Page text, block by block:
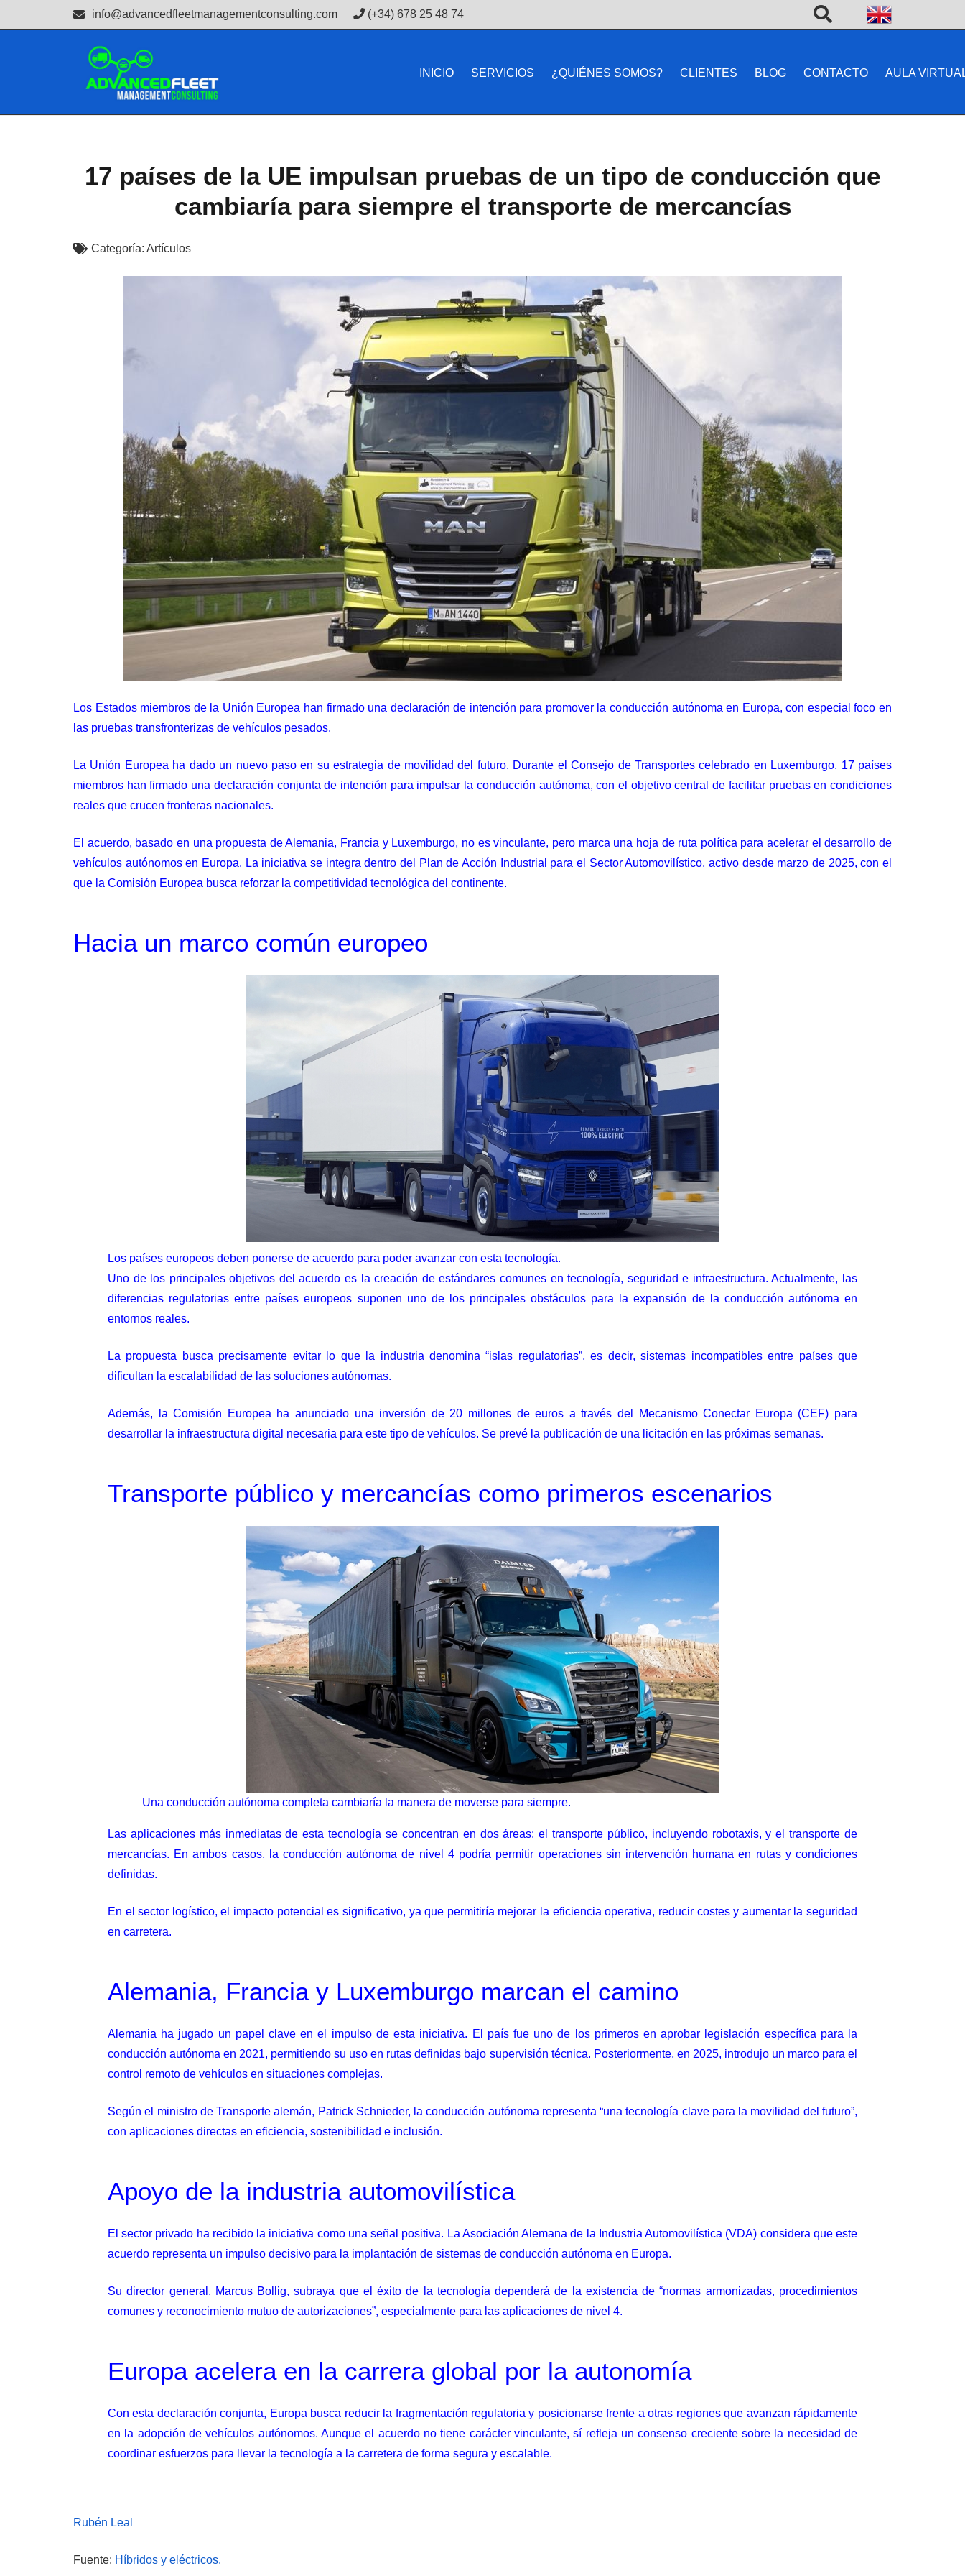
info@advancedfleetmanagementconsulting.com (+34) 678 25 48 74
INICIO SERVICIOS ¿QUIÉNES SOMOS? CLIENTES BLOG CONTACTO AULA
17 países de la UE impulsan pruebas de un tipo de conducción que
cambiaría para siempre el transporte de mercancías
Categoría: Artículos
Los Estados miembros de la Unión Europea han firmado una declaración de intención para promover la conducción autónoma en Europa, con especial foco en
las pruebas transfronterizas de vehículos pesados.
La Unión Europea ha dado un nuevo paso en su estrategia de movilidad del futuro. Durante el Consejo de Transportes celebrado en Luxemburgo, 17 países
miembros han firmado una declaración conjunta de intención para impulsar la conducción autónoma, con el objetivo central de facilitar pruebas en condiciones
reales que crucen fronteras nacionales.
El acuerdo, basado en una propuesta de Alemania, Francia y Luxemburgo, no es vinculante, pero marca una hoja de ruta política para acelerar el desarrollo de
vehículos autónomos en Europa. La iniciativa se integra dentro del Plan de Acción Industrial para el Sector Automovilístico, activo desde marzo de 2025, con el
que la Comisión Europea busca reforzar la competitividad tecnológica del continente.
Hacia un marco común europeo
Los países europeos deben ponerse de acuerdo para poder avanzar con esta tecnología.
Uno de los principales objetivos del acuerdo es la creación de estándares comunes en tecnología, seguridad e infraestructura. Actualmente, las
diferencias regulatorias entre países europeos suponen uno de los principales obstáculos para la expansión de la conducción autónoma en
entornos reales.
La propuesta busca precisamente evitar lo que la industria denomina “islas regulatorias”, es decir, sistemas incompatibles entre países que
dificultan la escalabilidad de las soluciones autónomas.
Además, la Comisión Europea ha anunciado una inversión de 20 millones de euros a través del Mecanismo Conectar Europa (CEF) para
desarrollar la infraestructura digital necesaria para este tipo de vehículos. Se prevé la publicación de una licitación en las próximas semanas.
Transporte público y mercancías como primeros escenarios
Una conducción autónoma completa cambiaría la manera de moverse para siempre.
Las aplicaciones más inmediatas de esta tecnología se concentran en dos áreas: el transporte público, incluyendo robotaxis, y el transporte de
mercancías. En ambos casos, la conducción autónoma de nivel 4 podría permitir operaciones sin intervención humana en rutas y condiciones
definidas.
En el sector logístico, el impacto potencial es significativo, ya que permitiría mejorar la eficiencia operativa, reducir costes y aumentar la seguridad
en carretera.
Alemania, Francia y Luxemburgo marcan el camino
Alemania ha jugado un papel clave en el impulso de esta iniciativa. El país fue uno de los primeros en aprobar legislación específica para la
conducción autónoma en 2021, permitiendo su uso en rutas definidas bajo supervisión técnica. Posteriormente, en 2025, introdujo un marco para el
control remoto de vehículos en situaciones complejas.
Según el ministro de Transporte alemán, Patrick Schnieder, la conducción autónoma representa “una tecnología clave para la movilidad del futuro”,
con aplicaciones directas en eficiencia, sostenibilidad e inclusión.
Apoyo de la industria automovilística
El sector privado ha recibido la iniciativa como una señal positiva. La Asociación Alemana de la Industria Automovilística (VDA) considera que este
acuerdo representa un impulso decisivo para la implantación de sistemas de conducción autónoma en Europa.
Su director general, Marcus Bollig, subraya que el éxito de la tecnología dependerá de la existencia de “normas armonizadas, procedimientos
comunes y reconocimiento mutuo de autorizaciones”, especialmente para las aplicaciones de nivel 4.
Europa acelera en la carrera global por la autonomía
Con esta declaración conjunta, Europa busca reducir la fragmentación regulatoria y posicionarse frente a otras regiones que avanzan rápidamente
en la adopción de vehículos autónomos. Aunque el acuerdo no tiene carácter vinculante, sí refleja un consenso creciente sobre la necesidad de
coordinar esfuerzos para llevar la tecnología a la carretera de forma segura y escalable.
Rubén Leal
Fuente: Híbridos y eléctricos.